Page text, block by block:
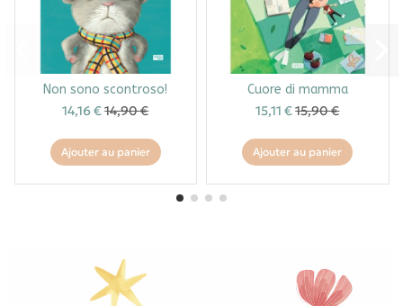
Non sono scontroso!
14,16 €14,90 €
Ajouter au panier
Cuore di mamma
15,11 €15,90 €
Ajouter au panier